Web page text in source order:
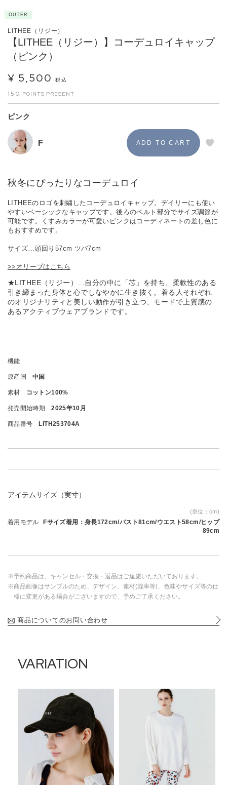
OUTER
LITHEE（リジー）
【LITHEE（リジー）】コーデュロイキャップ
（ピンク）
¥ 5,500 税込
150
ピンク
F
秋冬にぴったりなコーデュロイ
LITHEEのロゴを刺繍したコーデュロイキャップ。デイリーにも使い
やすいベーシックなキャップです。後ろのベルト部分でサイズ調節が
可能です。くすみカラーが可愛いピンクはコーディネートの差し色に
もおすすめです。
サイズ…頭回り57cm ツバ7cm
>>オリーブはこちら
★LITHEE（リジー）…自分の中に「芯」を持ち、柔軟性のある
引き締まった身体と心でしなやかに生き抜く。着る人それぞれ
のオリジナリティと美しい動作が引き立つ、モードで上質感の
あるアクティブウェアブランドです。
機能
原産国 中国
素材 コットン100%
発売開始時期 2025年10月
商品番号 LITH253704A
アイテムサイズ（実寸）
(単位：cm)
着用モデル
Fサイズ着用：身長172cm/バスト81cm/ウエスト58cm/ヒップ
89cm
※予約商品は、キャンセル・交換・返品はご遠慮いただいております。
※商品画像はサンプルのため、デザイン、素材(混率等)、色味やサイズ等の仕
様に変更がある場合がございますので、予めご了承ください。
商品についてのお問い合わせ
VARIATION